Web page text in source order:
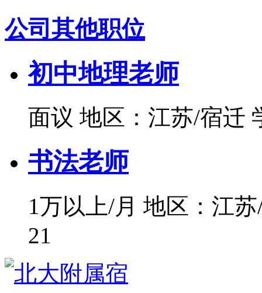
公司其他职位
初中地理老师
面议 地区：江苏/宿迁
书法老师
1万以上/月 地区：江
21